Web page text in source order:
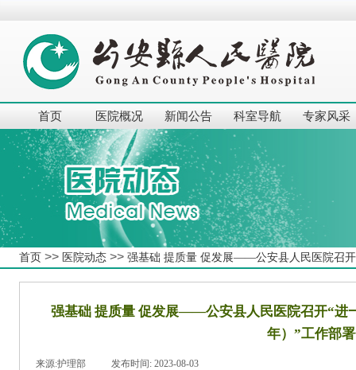
首页 医院概况 新闻公告 科室导航 专家风采
首页 >> 医院动态 >> 强基础 提质量 促发展——公安县人民医院召开
强基础 提质量 促发展——公安县人民医院召开“进
年）”工作部
来源:护理部 发布时间: 2023-08-03